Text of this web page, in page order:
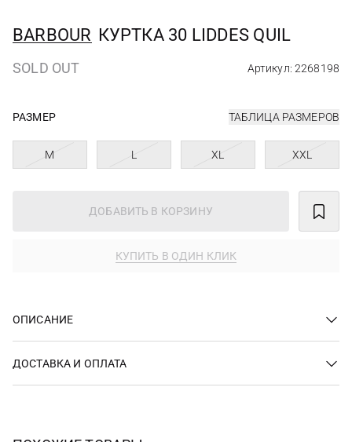
BARBOUR КУРТКА 30 LIDDES QUIL
SOLD OUT Артикул: 2268198
РАЗМЕР ТАБЛИЦА РАЗМЕРОВ
M L XL XXL
ДОБАВИТЬ В КОРЗИНУ
КУПИТЬ В ОДИН КЛИК
ОПИСАНИЕ
ДОСТАВКА И ОПЛАТА